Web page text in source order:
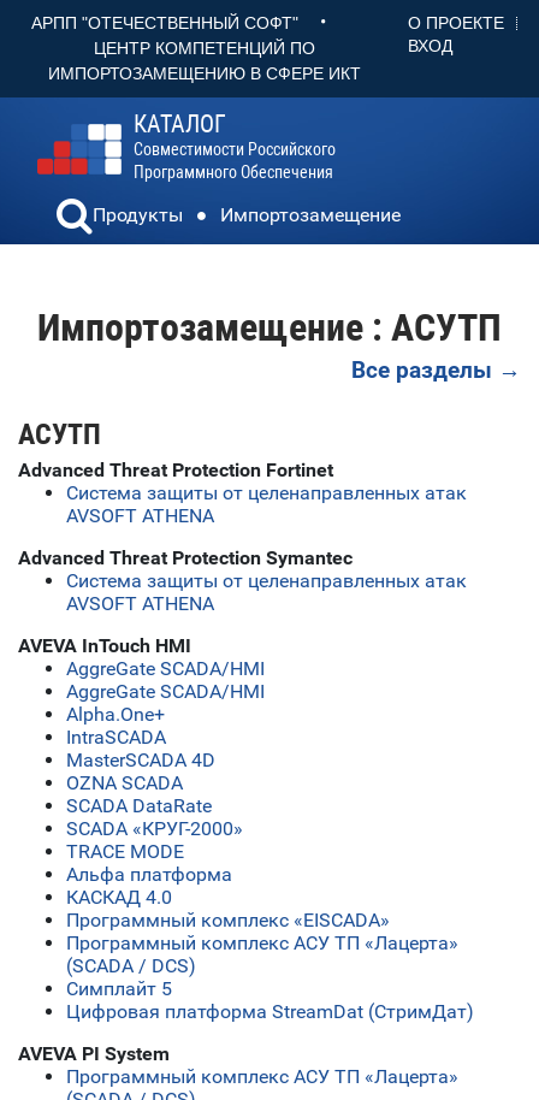
АРПП "ОТЕЧЕСТВЕННЫЙ СОФТ" •
ЦЕНТР КОМПЕТЕНЦИЙ ПО
ИМПОРТОЗАМЕЩЕНИЮ В СФЕРЕ ИКТ
О ПРОЕКТЕ
ВХОД
КАТАЛОГ
Совместимости Российского
Программного Обеспечения
Продукты Импортозамещение
Импортозамещение : АСУТП
Все разделы →
АСУТП
Advanced Threat Protection Fortinet
Система защиты от целенаправленных атак
AVSOFT ATHENA
Advanced Threat Protection Symantec
Система защиты от целенаправленных атак
AVSOFT ATHENA
AVEVA InTouch HMI
AggreGate SCADA/HMI
AggreGate SCADA/HMI
Alpha.One+
IntraSCADA
MasterSCADA 4D
OZNA SCADA
SCADA DataRate
SCADA «КРУГ-2000»
TRACE MODE
Альфа платформа
КАСКАД 4.0
Программный комплекс «EISCADA»
Программный комплекс АСУ ТП «Лацерта»
(SCADA / DCS)
Симплайт 5
Цифровая платформа StreamDat (СтримДат)
AVEVA PI System
Программный комплекс АСУ ТП «Лацерта»